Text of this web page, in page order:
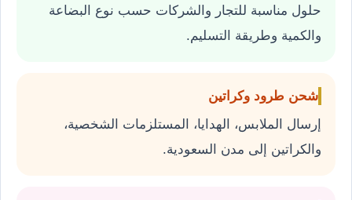
حلول مناسبة للتجار والشركات حسب نوع البضاعة
والكمية وطريقة التسليم.
شحن طرود وكراتين
إرسال الملابس، الهدايا، المستلزمات الشخصية،
والكراتين إلى مدن السعودية.